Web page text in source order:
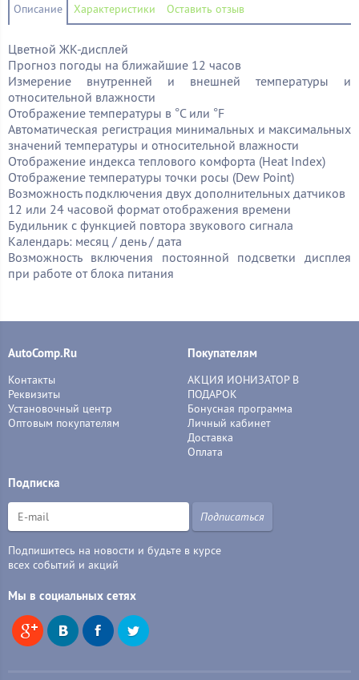
Описание Характеристики Оставить отзыв
Цветной ЖК-дисплей
Прогноз погоды на ближайшие 12 часов
Измерение внутренней и внешней температуры и
относительной влажности
Отображение температуры в °C или °F
Автоматическая регистрация минимальных и максимальных
значений температуры и относительной влажности
Отображение индекса теплового комфорта (Heat Index)
Отображение температуры точки росы (Dew Point)
Возможность подключения двух дополнительных датчиков
12 или 24 часовой формат отображения времени
Будильник с функцией повтора звукового сигнала
Календарь: месяц / день / дата
Возможность включения постоянной подсветки дисплея
при работе от блока питания
AutoComp.Ru
Контакты
Реквизиты
Установочный центр
Оптовым покупателям
Покупателям
АКЦИЯ ИОНИЗАТОР В
ПОДАРОК
Бонусная программа
Личный кабинет
Доставка
Оплата
Подписка
Подписаться
Подпишитесь на новости и будьте в курсе
всех событий и акций
Мы в социальных сетях